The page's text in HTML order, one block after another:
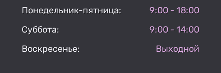
Понедельник-пятница:
9:00 - 18:00
Суббота:
9:00 - 14:00
Воскресенье:
Выходной